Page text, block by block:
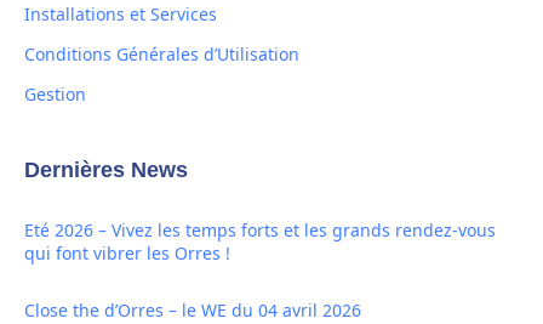
Installations et Services
Conditions Générales d’Utilisation
Gestion
Dernières News
Eté 2026 – Vivez les temps forts et les grands rendez-vous
qui font vibrer les Orres !
Close the d’Orres – le WE du 04 avril 2026